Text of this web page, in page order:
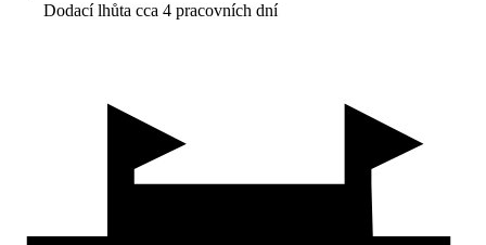
Dodací lhůta cca 4 pracovních dní